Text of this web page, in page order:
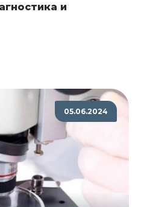
и
05.06.2024